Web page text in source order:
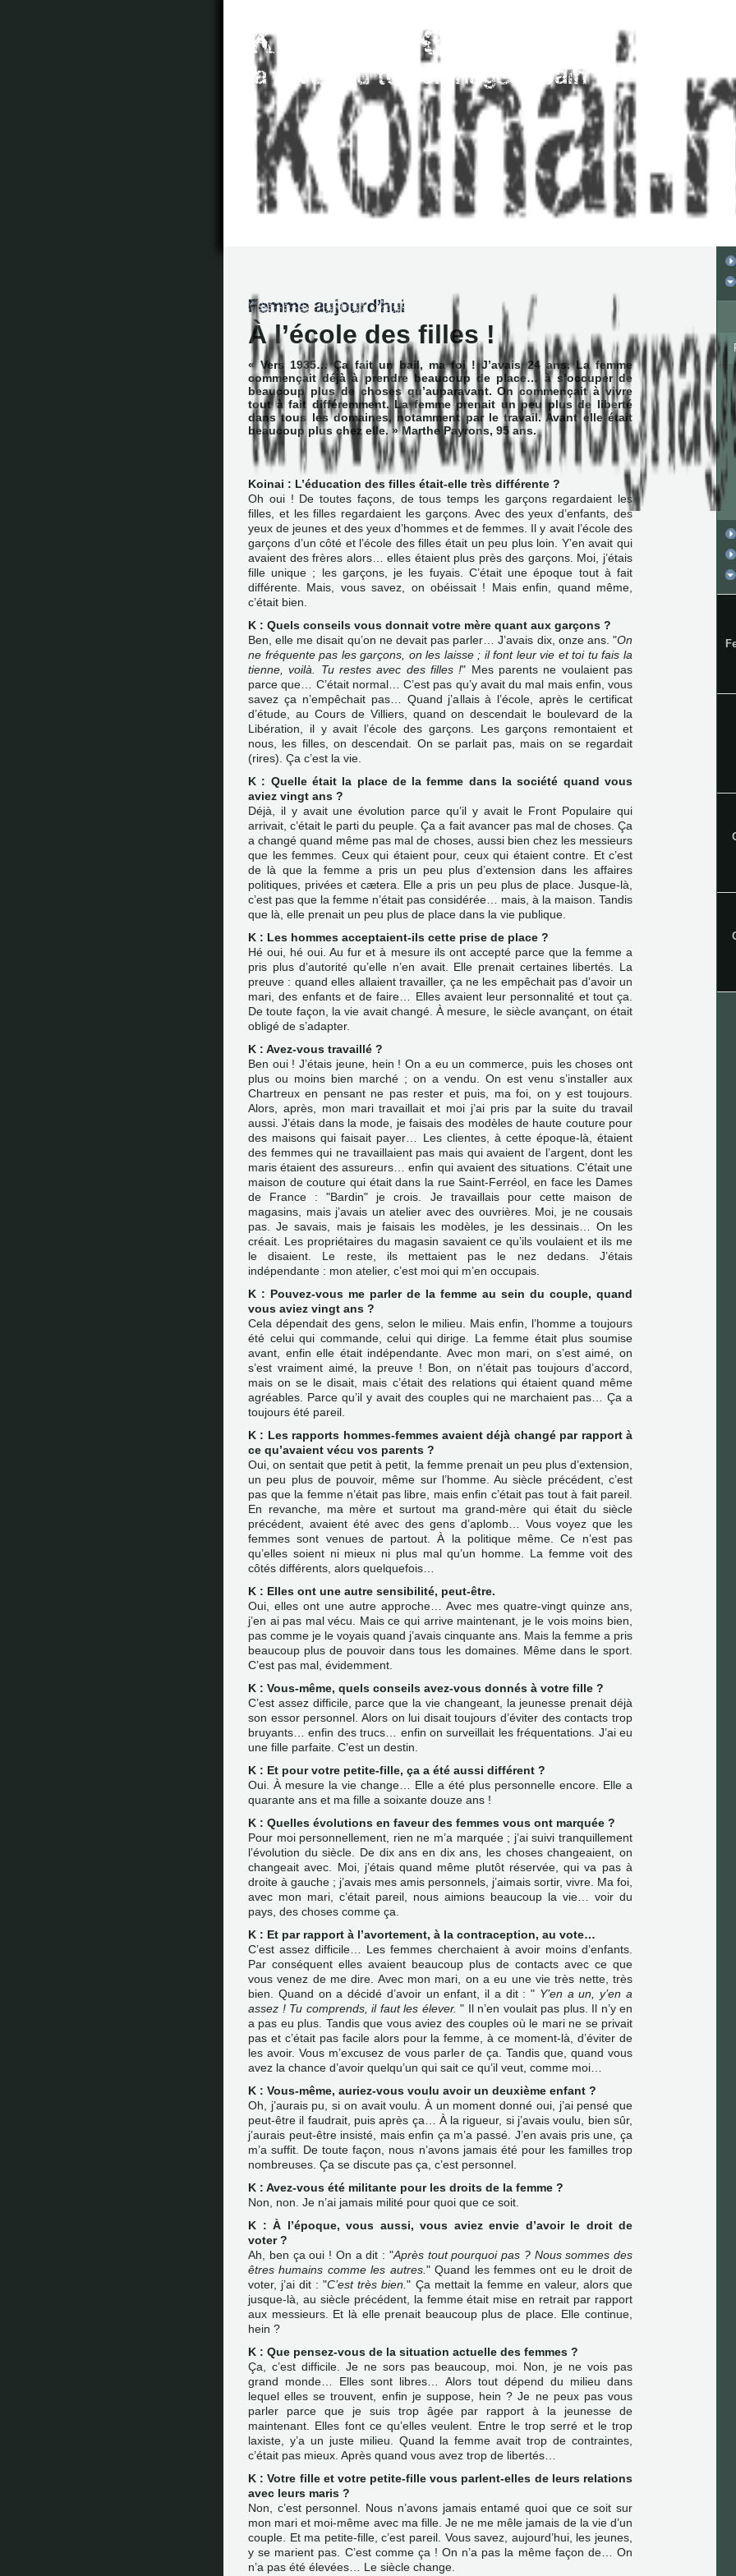
À l’école des filles !
« Vers 1935… Ça fait un bail, ma foi ! J’avais 24 ans. La femme
commençait déjà à prendre beaucoup de place… à s’occuper de
beaucoup plus de choses qu’auparavant. On commençait à vivre
tout à fait différemment. La femme prenait un peu plus de liberté
dans tous les domaines, notamment par le travail. Avant elle était
beaucoup plus chez elle. » Marthe Payrons, 95 ans.
Koinai : L’éducation des filles était-elle très différente ?
Oh oui ! De toutes façons, de tous temps les garçons regardaient les
filles, et les filles regardaient les garçons. Avec des yeux d’enfants, des
yeux de jeunes et des yeux d’hommes et de femmes. Il y avait l’école des
garçons d’un côté et l’école des filles était un peu plus loin. Y’en avait qui
avaient des frères alors… elles étaient plus près des garçons. Moi, j’étais
fille unique ; les garçons, je les fuyais. C’était une époque tout à fait
différente. Mais, vous savez, on obéissait ! Mais enfin, quand même,
c’était bien.
K : Quels conseils vous donnait votre mère quant aux garçons ?
Ben, elle me disait qu’on ne devait pas parler… J’avais dix, onze ans. "On
ne fréquente pas les garçons, on les laisse ; il font leur vie et toi tu fais la
tienne, voilà. Tu restes avec des filles !" Mes parents ne voulaient pas
parce que… C’était normal… C’est pas qu’y avait du mal mais enfin, vous
savez ça n’empêchait pas… Quand j’allais à l’école, après le certificat
d’étude, au Cours de Villiers, quand on descendait le boulevard de la
Libération, il y avait l’école des garçons. Les garçons remontaient et
nous, les filles, on descendait. On se parlait pas, mais on se regardait
(rires). Ça c’est la vie.
K : Quelle était la place de la femme dans la société quand vous
aviez vingt ans ?
Déjà, il y avait une évolution parce qu’il y avait le Front Populaire qui
arrivait, c’était le parti du peuple. Ça a fait avancer pas mal de choses. Ça
a changé quand même pas mal de choses, aussi bien chez les messieurs
que les femmes. Ceux qui étaient pour, ceux qui étaient contre. Et c’est
de là que la femme a pris un peu plus d’extension dans les affaires
politiques, privées et cætera. Elle a pris un peu plus de place. Jusque-là,
c’est pas que la femme n’était pas considérée… mais, à la maison. Tandis
que là, elle prenait un peu plus de place dans la vie publique.
K : Les hommes acceptaient-ils cette prise de place ?
Hé oui, hé oui. Au fur et à mesure ils ont accepté parce que la femme a
pris plus d’autorité qu’elle n’en avait. Elle prenait certaines libertés. La
preuve : quand elles allaient travailler, ça ne les empêchait pas d’avoir un
mari, des enfants et de faire… Elles avaient leur personnalité et tout ça.
De toute façon, la vie avait changé. À mesure, le siècle avançant, on était
obligé de s’adapter.
K : Avez-vous travaillé ?
Ben oui ! J’étais jeune, hein ! On a eu un commerce, puis les choses ont
plus ou moins bien marché ; on a vendu. On est venu s’installer aux
Chartreux en pensant ne pas rester et puis, ma foi, on y est toujours.
Alors, après, mon mari travaillait et moi j’ai pris par la suite du travail
aussi. J’étais dans la mode, je faisais des modèles de haute couture pour
des maisons qui faisait payer… Les clientes, à cette époque-là, étaient
des femmes qui ne travaillaient pas mais qui avaient de l’argent, dont les
maris étaient des assureurs… enfin qui avaient des situations. C’était une
maison de couture qui était dans la rue Saint-Ferréol, en face les Dames
de France : "Bardin" je crois. Je travaillais pour cette maison de
magasins, mais j’avais un atelier avec des ouvrières. Moi, je ne cousais
pas. Je savais, mais je faisais les modèles, je les dessinais… On les
créait. Les propriétaires du magasin savaient ce qu’ils voulaient et ils me
le disaient. Le reste, ils mettaient pas le nez dedans. J’étais
indépendante : mon atelier, c’est moi qui m’en occupais.
K : Pouvez-vous me parler de la femme au sein du couple, quand
vous aviez vingt ans ?
Cela dépendait des gens, selon le milieu. Mais enfin, l’homme a toujours
été celui qui commande, celui qui dirige. La femme était plus soumise
avant, enfin elle était indépendante. Avec mon mari, on s’est aimé, on
s’est vraiment aimé, la preuve ! Bon, on n’était pas toujours d’accord,
mais on se le disait, mais c’était des relations qui étaient quand même
agréables. Parce qu’il y avait des couples qui ne marchaient pas… Ça a
toujours été pareil.
K : Les rapports hommes-femmes avaient déjà changé par rapport à
ce qu’avaient vécu vos parents ?
Oui, on sentait que petit à petit, la femme prenait un peu plus d’extension,
un peu plus de pouvoir, même sur l’homme. Au siècle précédent, c’est
pas que la femme n’était pas libre, mais enfin c’était pas tout à fait pareil.
En revanche, ma mère et surtout ma grand-mère qui était du siècle
précédent, avaient été avec des gens d’aplomb… Vous voyez que les
femmes sont venues de partout. À la politique même. Ce n’est pas
qu’elles soient ni mieux ni plus mal qu’un homme. La femme voit des
côtés différents, alors quelquefois…
K : Elles ont une autre sensibilité, peut-être.
Oui, elles ont une autre approche… Avec mes quatre-vingt quinze ans,
j’en ai pas mal vécu. Mais ce qui arrive maintenant, je le vois moins bien,
pas comme je le voyais quand j’avais cinquante ans. Mais la femme a pris
beaucoup plus de pouvoir dans tous les domaines. Même dans le sport.
C’est pas mal, évidemment.
K : Vous-même, quels conseils avez-vous donnés à votre fille ?
C’est assez difficile, parce que la vie changeant, la jeunesse prenait déjà
son essor personnel. Alors on lui disait toujours d’éviter des contacts trop
bruyants… enfin des trucs… enfin on surveillait les fréquentations. J’ai eu
une fille parfaite. C’est un destin.
K : Et pour votre petite-fille, ça a été aussi différent ?
Oui. À mesure la vie change… Elle a été plus personnelle encore. Elle a
quarante ans et ma fille a soixante douze ans !
K : Quelles évolutions en faveur des femmes vous ont marquée ?
Pour moi personnellement, rien ne m’a marquée ; j’ai suivi tranquillement
l’évolution du siècle. De dix ans en dix ans, les choses changeaient, on
changeait avec. Moi, j’étais quand même plutôt réservée, qui va pas à
droite à gauche ; j’avais mes amis personnels, j’aimais sortir, vivre. Ma foi,
avec mon mari, c’était pareil, nous aimions beaucoup la vie… voir du
pays, des choses comme ça.
K : Et par rapport à l’avortement, à la contraception, au vote…
C’est assez difficile… Les femmes cherchaient à avoir moins d’enfants.
Par conséquent elles avaient beaucoup plus de contacts avec ce que
vous venez de me dire. Avec mon mari, on a eu une vie très nette, très
bien. Quand on a décidé d’avoir un enfant, il a dit : " Y’en a un, y’en a
assez ! Tu comprends, il faut les élever. " Il n’en voulait pas plus. Il n’y en
a pas eu plus. Tandis que vous aviez des couples où le mari ne se privait
pas et c’était pas facile alors pour la femme, à ce moment-là, d’éviter de
les avoir. Vous m’excusez de vous parler de ça. Tandis que, quand vous
avez la chance d’avoir quelqu’un qui sait ce qu’il veut, comme moi…
K : Vous-même, auriez-vous voulu avoir un deuxième enfant ?
Oh, j’aurais pu, si on avait voulu. À un moment donné oui, j’ai pensé que
peut-être il faudrait, puis après ça… À la rigueur, si j’avais voulu, bien sûr,
j’aurais peut-être insisté, mais enfin ça m’a passé. J’en avais pris une, ça
m’a suffit. De toute façon, nous n’avons jamais été pour les familles trop
nombreuses. Ça se discute pas ça, c’est personnel.
K : Avez-vous été militante pour les droits de la femme ?
Non, non. Je n’ai jamais milité pour quoi que ce soit.
K : À l’époque, vous aussi, vous aviez envie d’avoir le droit de
voter ?
Ah, ben ça oui ! On a dit : "Après tout pourquoi pas ? Nous sommes des
êtres humains comme les autres. " Quand les femmes ont eu le droit de
voter, j’ai dit : "C’est très bien." Ça mettait la femme en valeur, alors que
jusque-là, au siècle précédent, la femme était mise en retrait par rapport
aux messieurs. Et là elle prenait beaucoup plus de place. Elle continue,
hein ?
K : Que pensez-vous de la situation actuelle des femmes ?
Ça, c’est difficile. Je ne sors pas beaucoup, moi. Non, je ne vois pas
grand monde… Elles sont libres… Alors tout dépend du milieu dans
lequel elles se trouvent, enfin je suppose, hein ? Je ne peux pas vous
parler parce que je suis trop âgée par rapport à la jeunesse de
maintenant. Elles font ce qu’elles veulent. Entre le trop serré et le trop
laxiste, y’a un juste milieu. Quand la femme avait trop de contraintes,
c’était pas mieux. Après quand vous avez trop de libertés…
K : Votre fille et votre petite-fille vous parlent-elles de leurs relations
avec leurs maris ?
Non, c’est personnel. Nous n’avons jamais entamé quoi que ce soit sur
mon mari et moi-même avec ma fille. Je ne me mêle jamais de la vie d’un
couple. Et ma petite-fille, c’est pareil. Vous savez, aujourd’hui, les jeunes,
y se marient pas. C’est comme ça ! On n’a pas la même façon de… On
n’a pas été élevées… Le siècle change.